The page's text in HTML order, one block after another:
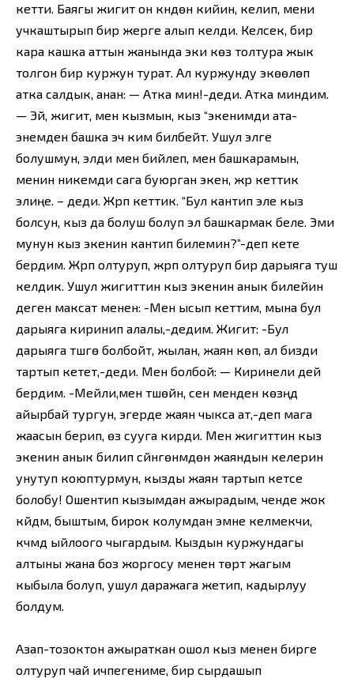
кетти. Баягы жигит он күндөн кийин, келип, мени
учкаштырып бир жерге алып келди. Келсек, бир
кара кашка аттын жанында эки көзү толтура жык
толгон бир куржун турат. Ал куржунду экөөлөп
атка салдык, анан: — Атка мин!-деди. Атка миндим.
— Эй, жигит, мен кызмын, кыз “экенимди ата-
энемден башка эч ким билбейт. Ушул элге
болушмун, элди мен бийлеп, мен башкарамын,
менин никемди сага буюрган экен, жүр кеттик
элиңе. – деди. Жүрүп кеттик. “Бул кантип эле кыз
болсун, кыз да болуш болуп эл башкармак беле. Эми
мунун кыз экенин кантип билемин?”-деп кете
бердим. Жүрүп олтуруп, жүрүп олтуруп бир дарыяга туш
келдик. Ушул жигиттин кыз экенин анык билейин
деген максат менен: -Мен ысып кеттим, мына бул
дарыяга киринип алалы,-дедим. Жигит: -Бул
дарыяга түшүүгө болбойт, жылан, жаян көп, ал бизди
тартып кетет,-деди. Мен болбой: — Киринели дей
бердим. -Мейли,мен түшөйүн, сен менден көзүңдү
айырбай тургун, эгерде жаян чыкса ат,-деп мага
жаасын берип, өзү сууга кирди. Мен жигиттин кыз
экенин анык билип сүйүнгөнүмдөн жаяндын келерин
унутуп коюптурмун, кызды жаян тартып кетсе
болобу! Ошентип кызымдан ажырадым, ченде жок
күйдүм, быштым, бирок колумдан эмне келмекчи,
күчүмдү ыйлоого чыгардым. Кыздын куржундагы
алтыны жана боз жоргосу менен төрт жагым
кыбыла болуп, ушул даражага жетип, кадырлуу
болдум.
Азап-тозоктон ажыраткан ошол кыз менен бирге
олтуруп чай ичпегениме, бир сырдашып